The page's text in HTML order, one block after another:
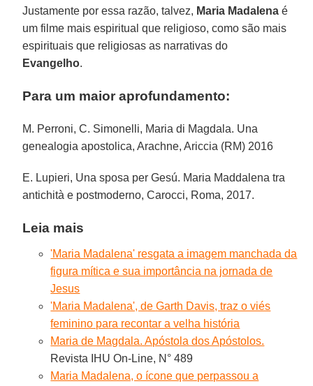
Justamente por essa razão, talvez, Maria Madalena é
um filme mais espiritual que religioso, como são mais
espirituais que religiosas as narrativas do
Evangelho.
Para um maior aprofundamento:
M. Perroni, C. Simonelli, Maria di Magdala. Una
genealogia apostolica, Arachne, Ariccia (RM) 2016
E. Lupieri, Una sposa per Gesú. Maria Maddalena tra
antichità e postmoderno, Carocci, Roma, 2017.
Leia mais
'Maria Madalena' resgata a imagem manchada da
figura mítica e sua importância na jornada de
Jesus
'Maria Madalena', de Garth Davis, traz o viés
feminino para recontar a velha história
Maria de Magdala. Apóstola dos Apóstolos.
Revista IHU On-Line, N° 489
Maria Madalena, o ícone que perpassou a